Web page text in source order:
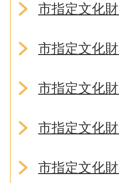
市指定文化
市指定文化
市指定文化
市指定文化
市指定文化